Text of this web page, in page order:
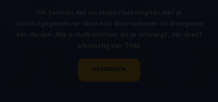
We beloven dat we respectvol omgaan met je
contactgegevens en deze niet doorverkopen of doorgeven
aan derden. Alle e-mailberichten die je ontvangt, zijn direct
afkomstig van Tilda.
VERZENDEN